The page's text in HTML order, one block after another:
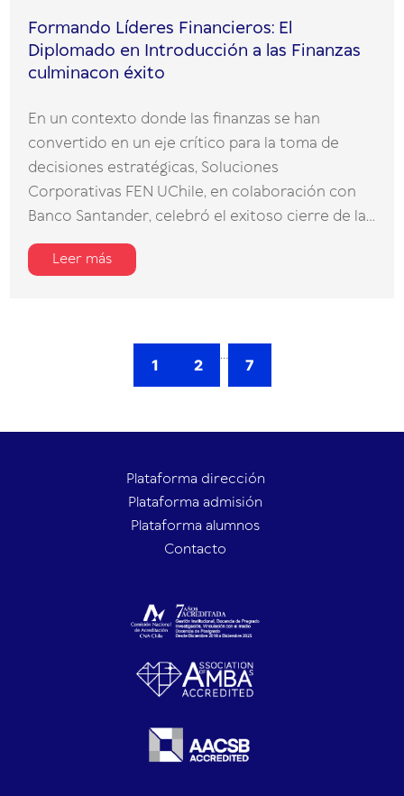
Formando Líderes Financieros: El
Diplomado en Introducción a las Finanzas
culminacon éxito
En un contexto donde las finanzas se han
convertido en un eje crítico para la toma de
decisiones estratégicas, Soluciones
Corporativas FEN UChile, en colaboración con
Banco Santander, celebró el exitoso cierre de la...
Leer más
1 2
...
7
Plataforma dirección
Plataforma admisión
Plataforma alumnos
Contacto